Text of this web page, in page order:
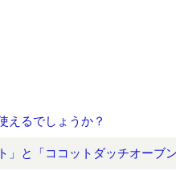
えるでしょうか？
と「ココットダッチオーブ